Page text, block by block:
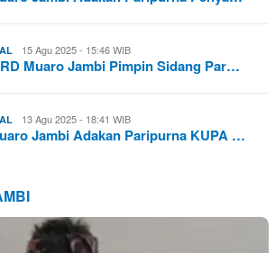
15 Agu 2025 - 15:46 WIB
Muaro Jambi Pimpin Sidang Par…
13 Agu 2025 - 18:41 WIB
Jambi Adakan Paripurna KUPA …